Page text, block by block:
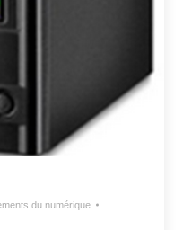
du numérique